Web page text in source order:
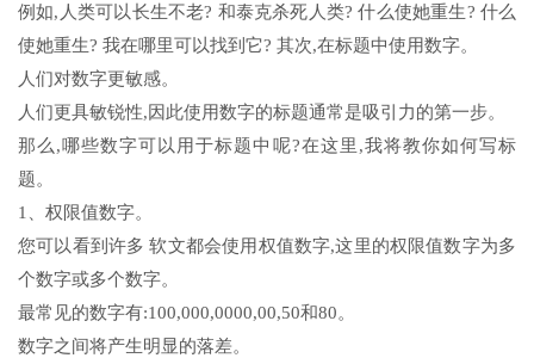
例如,人类可以长生不老? 和泰克杀死人类? 什么使她重生? 什么
使她重生? 我在哪里可以找到它? 其次,在标题中使用数字。
人们对数字更敏感。
人们更具敏锐性,因此使用数字的标题通常是吸引力的第一步。
那么,哪些数字可以用于标题中呢?在这里,我将教你如何写标
题。
1、权限值数字。
您可以看到许多 软文都会使用权值数字,这里的权限值数字为多
个数字或多个数字。
最常见的数字有:100,000,0000,00,50和80。
数字之间将产生明显的落差。